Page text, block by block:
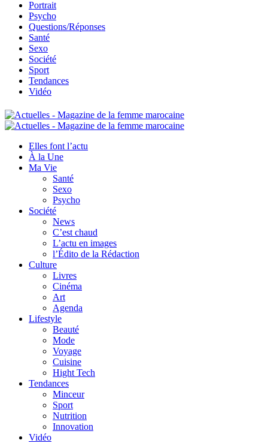
Portrait
Psycho
Questions/Réponses
Santé
Sexo
Société
Sport
Tendances
Vidéo
Elles font l’actu
À la Une
Ma Vie
Santé
Sexo
Psycho
Société
News
C’est chaud
L’actu en images
l’Édito de la Rédaction
Culture
Livres
Cinéma
Art
Agenda
Lifestyle
Beauté
Mode
Voyage
Cuisine
Hight Tech
Tendances
Minceur
Sport
Nutrition
Innovation
Vidéo